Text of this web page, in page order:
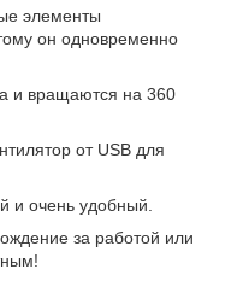
элементы
он одновременно
и вращаются на 360
от USB для
и очень удобный.
за работой или